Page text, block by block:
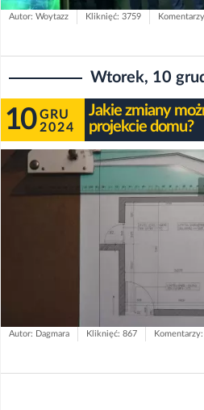
Autor: Woytazz Kliknięć: 3759
Wtorek, 10
10 GRU
2024
Jakie zmiany
projekcie domu?
Autor: Dagmara Kliknięć: 867